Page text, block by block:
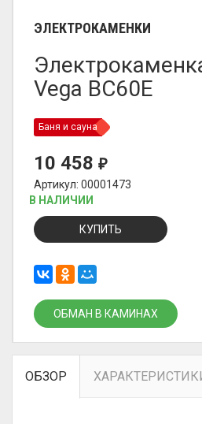
ЭЛЕКТРОКАМЕНКИ
Vega BC60E
Баня и сауна
10 458 ₽
Артикул: 00001473
В НАЛИЧИИ
КУПИТЬ
ОБМАН В КАМИНАХ
ОБЗОР